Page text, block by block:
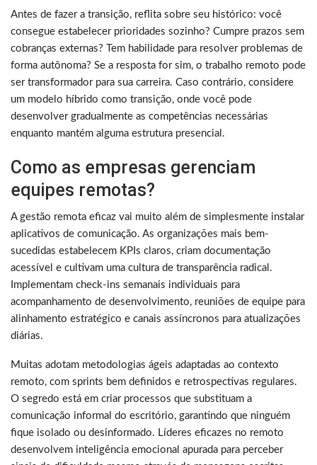
Antes de fazer a transição, reflita sobre seu histórico: você
consegue estabelecer prioridades sozinho? Cumpre prazos sem
cobranças externas? Tem habilidade para resolver problemas de
forma autônoma? Se a resposta for sim, o trabalho remoto pode
ser transformador para sua carreira. Caso contrário, considere
um modelo híbrido como transição, onde você pode
desenvolver gradualmente as competências necessárias
enquanto mantém alguma estrutura presencial.
Como as empresas gerenciam
equipes remotas?
A gestão remota eficaz vai muito além de simplesmente instalar
aplicativos de comunicação. As organizações mais bem-
sucedidas estabelecem KPIs claros, criam documentação
acessível e cultivam uma cultura de transparência radical.
Implementam check-ins semanais individuais para
acompanhamento de desenvolvimento, reuniões de equipe para
alinhamento estratégico e canais assíncronos para atualizações
diárias.
Muitas adotam metodologias ágeis adaptadas ao contexto
remoto, com sprints bem definidos e retrospectivas regulares.
O segredo está em criar processos que substituam a
comunicação informal do escritório, garantindo que ninguém
fique isolado ou desinformado. Líderes eficazes no remoto
desenvolvem inteligência emocional apurada para perceber